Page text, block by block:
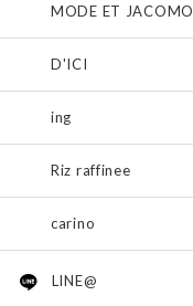
MODE ET JACOMO
D'ICI
ing
Riz raffinee
carino
LINE@